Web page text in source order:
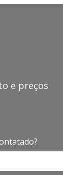
e preços